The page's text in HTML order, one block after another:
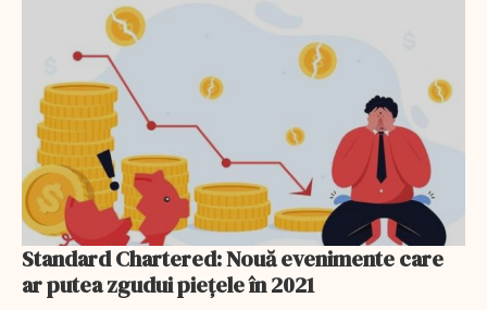
Standard Chartered: Nouă evenimente care
ar putea zgudui piețele în 2021